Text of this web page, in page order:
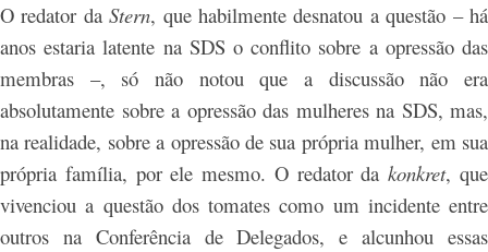
O redator daStern, que habilmente desnatou a questão – há
anos estaria latente na SDS o conflito sobre a opressão das
membras –, só não notou que a discussão não era
absolutamente sobre a opressão das mulheres na SDS, mas,
na realidade, sobre a opressão de sua própria mulher, em sua
própria família, por ele mesmo. O redator dakonkret, que
vivenciou a questão dos tomates como um incidente entre
outros na Conferência de Delegados, e alcunhou essas